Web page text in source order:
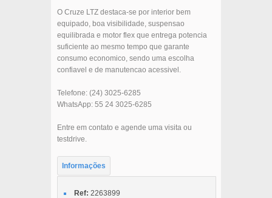
O Cruze LTZ destaca-se por interior bem
equipado, boa visibilidade, suspensao
equilibrada e motor flex que entrega potencia
suficiente ao mesmo tempo que garante
consumo economico, sendo uma escolha
confiavel e de manutencao acessivel.
Telefone: (24) 3025-6285
WhatsApp: 55 24 3025-6285
Entre em contato e agende uma visita ou
testdrive.
Informações
Ref: 2263899